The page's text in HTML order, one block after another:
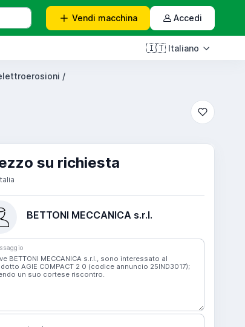
Vendi macchina Accedi
🇮🇹 Italiano
/
su richiesta
BETTONI MECCANICA s.r.l.